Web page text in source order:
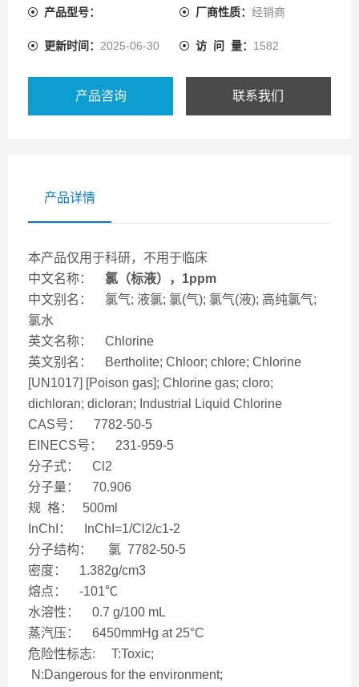
产品型号： 厂商性质： 经销商
更新时间： 2025-06-30 访 问 量： 1582
产品咨询 联系我们
产品详情
本产品仅用于科研，不用于临床
中文名称： 氯（标液），1ppm
中文别名： 氯气; 液氯; 氯(气); 氯气(液); 高纯氯气;
氯水
英文名称： Chlorine
英文别名： Bertholite; Chloor; chlore; Chlorine
[UN1017] [Poison gas]; Chlorine gas; cloro;
dichloran; dicloran; Industrial Liquid Chlorine
CAS号： 7782-50-5
EINECS号： 231-959-5
分子式： Cl2
分子量： 70.906
规 格： 500ml
InChI： InChI=1/Cl2/c1-2
分子结构： 氯 7782-50-5
密度： 1.382g/cm3
熔点： -101℃
水溶性： 0.7 g/100 mL
蒸汽压： 6450mmHg at 25°C
危险性标志: T:Toxic;
N:Dangerous for the environment;